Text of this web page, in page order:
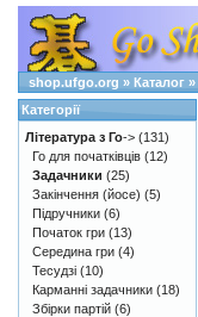
shop.ufgo.org » Каталог »
Категорії
Література з Го-> (131)
Го для початківців (12)
Задачники (25)
Закінчення (йосе) (5)
Підручники (6)
Початок гри (13)
Середина гри (4)
Тесудзі (10)
Карманні задачники (18)
Збірки партій (6)